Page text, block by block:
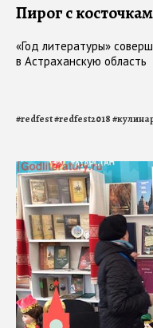
Пирог с
«Год литературы»
в Астраханскую область
#redfest#redfest2018#